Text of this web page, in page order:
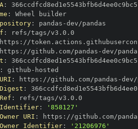
:
:
Wheel builder
: pandas -
:
:
: //github.com/pandas -
:
: github -
: https : //github.com/pandas -
:
:
Identifier:
'858127'
URI : https : //github.com/
Identifier: '21206976'